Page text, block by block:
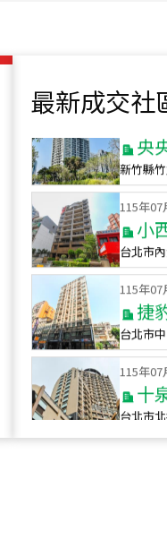
最新成交社
115年07
新竹縣
115年07
小
台北市
115年07
捷
台北市
115年07
十
台北市